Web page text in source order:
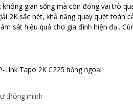
8 cm - Rộng 8 cm - Cao 11.2 cm -
500.000 - 1 triệu
gian sống mà còn đóng vai trò
2K sắc nét, khả năng quay quét toàn
sát hiệu quả cho gia đình hiện đại.
Tapo 2K C225 hồng ngoại
thông minh